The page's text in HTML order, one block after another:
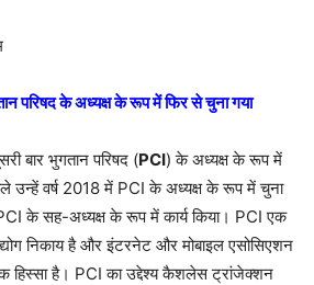
परिषद के अध्यक्ष के रूप में फिर से चुना गया
बार भुगतान परिषद (PCI) के अध्यक्ष के रूप में
उन्हें वर्ष 2018 में PCI के अध्यक्ष के रूप में चुना
के सह-अध्यक्ष के रूप में कार्य किया। PCI एक
निकाय है और इंटरनेट और मोबाइल एसोसिएशन
हिस्सा है। PCI का उद्देश्य कैशलेस ट्रांजेक्शन